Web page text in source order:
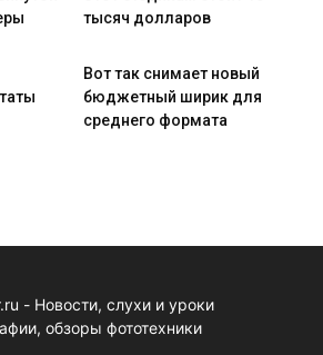
тысяч долларов
Вот так снимает новый
бюджетный ширик для
среднего формата